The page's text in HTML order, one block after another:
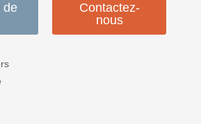
de
Contactez-
nous